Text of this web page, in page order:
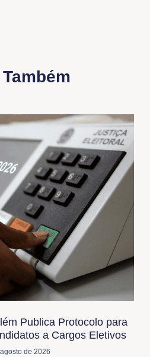
Publica Protocolo para
a Cargos Eletivos
de 2026